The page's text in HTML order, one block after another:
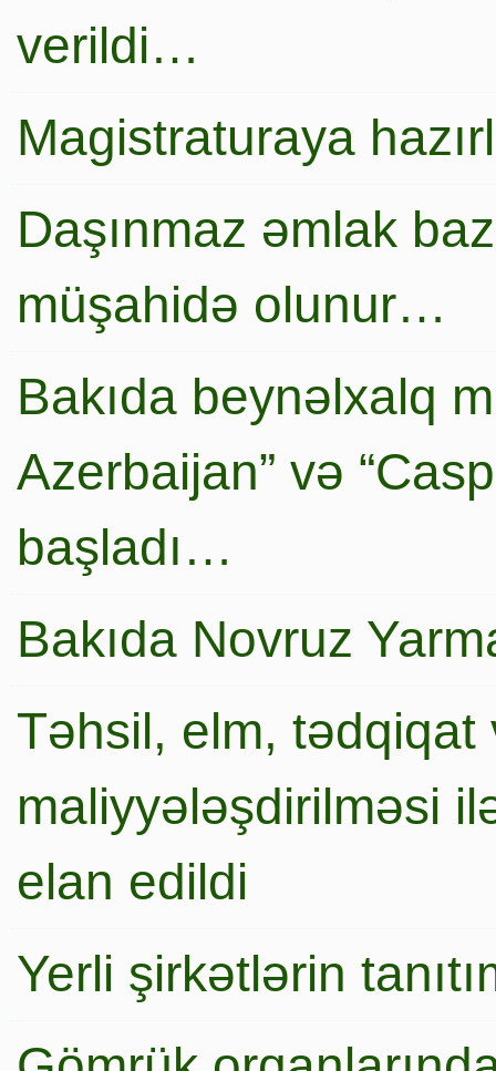
verildi…
Magistraturaya
Daşınmaz əmlak
müşahidə olunur…
Bakıda beynəlxalq
Azerbaijan” və
başladı…
Bakıda Novruz
Təhsil, elm,
maliyyələşdirilməsi
elan edildi
Yerli şirkətlərin